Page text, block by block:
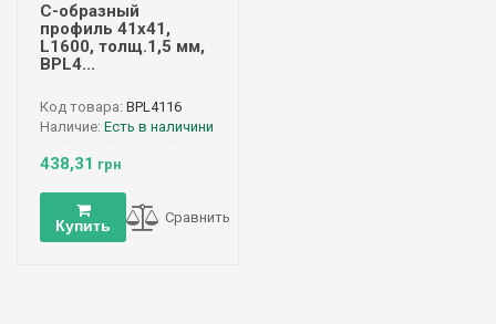
С-образный
профиль 41х41,
L1600, толщ.1,5 мм,
BPL4...
Код товара: BPL4116
Наличие: Есть в наличини
438,31 грн
Купить Сравнить